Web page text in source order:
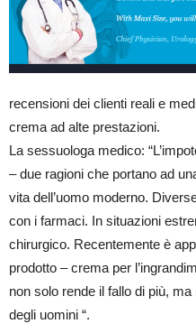
recensioni dei clienti reali e
crema ad alte prestazioni.
La sessuologa medico:
– due ragioni che portano ad
vita dell’uomo moderno.
con i farmaci. In situazioni
chirurgico. Recentemente è
prodotto – crema per
non solo rende il fallo di più,
degli uomini “.